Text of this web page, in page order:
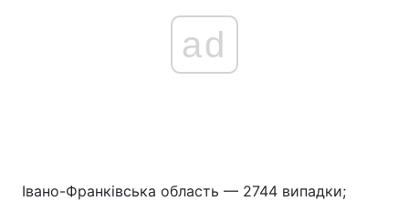
ad
Івано-Франківська область — 2744 випадки;